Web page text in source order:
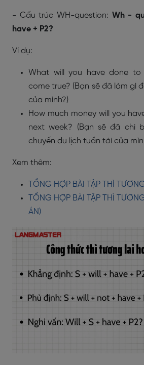
- Cấu trúc WH-question: Wh -
have + P2?
Ví dụ:
What will you have done to
come true? (Bạn sẽ đã làm gì
của mình?)
How much money will you
next week? (Bạn sẽ đã chi
chuyến du lịch tuần tới của
Xem thêm:
TỔNG HỢP BÀI TẬP THÌ
TỔNG HỢP BÀI TẬP THÌ
ÁN)